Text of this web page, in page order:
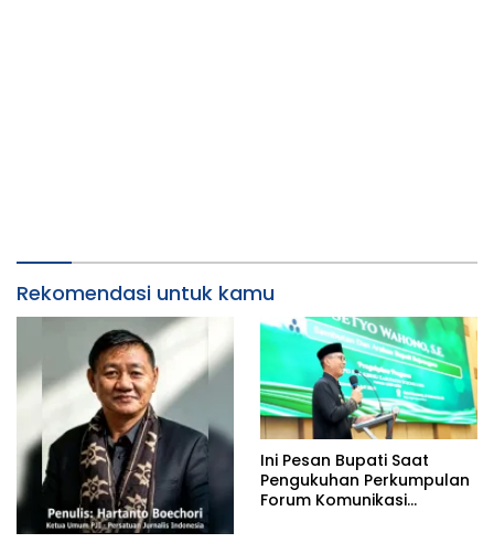
Rekomendasi untuk kamu
Ini Pesan Bupati Saat
Pengukuhan Perkumpulan
Forum Komunikasi